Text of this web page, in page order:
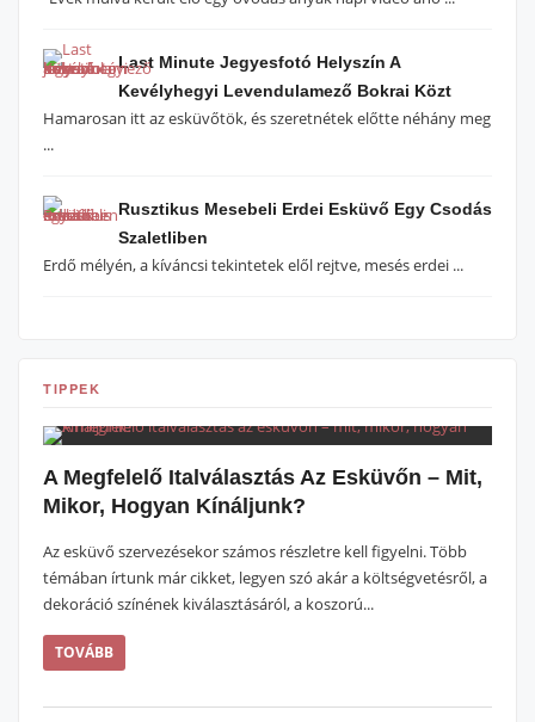
Last Minute Jegyesfotó Helyszín A
Kevélyhegyi Levendulamező Bokrai Közt
Hamarosan itt az esküvőtök, és szeretnétek előtte néhány meg
...
Rusztikus Mesebeli Erdei Esküvő Egy Csodás
Szaletliben
Erdő mélyén, a kíváncsi tekintetek elől rejtve, mesés erdei ...
TIPPEK
A Megfelelő Italválasztás Az Esküvőn – Mit,
Mikor, Hogyan Kínáljunk?
Az esküvő szervezésekor számos részletre kell figyelni. Több
témában írtunk már cikket, legyen szó akár a költségvetésről, a
dekoráció színének kiválasztásáról, a koszorú...
TOVÁBB